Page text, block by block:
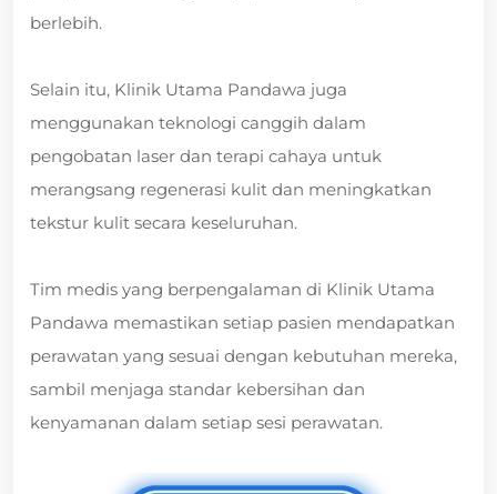
berlebih.
Selain itu, Klinik Utama Pandawa juga
menggunakan teknologi canggih dalam
pengobatan laser dan terapi cahaya untuk
merangsang regenerasi kulit dan meningkatkan
tekstur kulit secara keseluruhan.
Tim medis yang berpengalaman di Klinik Utama
Pandawa memastikan setiap pasien mendapatkan
perawatan yang sesuai dengan kebutuhan mereka,
sambil menjaga standar kebersihan dan
kenyamanan dalam setiap sesi perawatan.